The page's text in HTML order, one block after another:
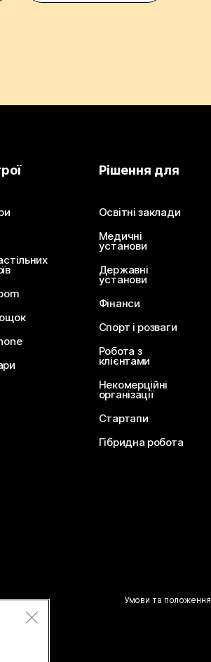
Рішення для
Освітні заклади
Медичні
установи
Державні
установи
Фінанси
Спорт і розваги
Робота з
клієнтами
Некомерційні
організації
Стартапи
Гібридна робота
Умови та положення